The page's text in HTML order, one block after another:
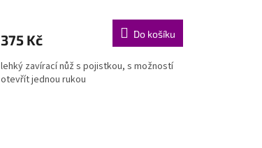
375 Kč Do košíku
lehký zavírací nůž s pojistkou, s možností
otevřít jednou rukou